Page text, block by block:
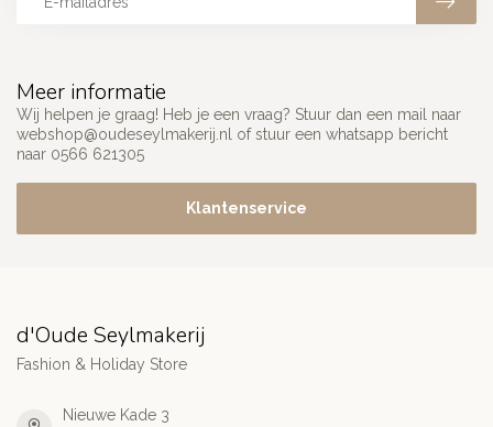
Meer informatie
Wij helpen je graag! Heb je een vraag? Stuur dan een mail naar
webshop@oudeseylmakerij.nl
of stuur een whatsapp bericht
naar 0566 621305
Klantenservice
d'Oude Seylmakerij
Fashion & Holiday Store
Nieuwe Kade 3